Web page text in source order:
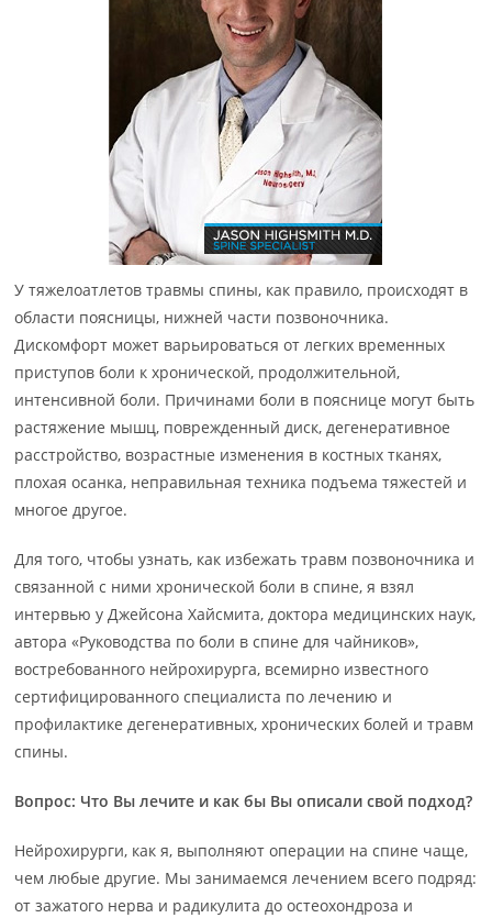
У тяжелоатлетов травмы спины, как правило, происходят в
области поясницы, нижней части позвоночника.
Дискомфорт может варьироваться от легких временных
приступов боли к хронической, продолжительной,
интенсивной боли. Причинами боли в пояснице могут быть
растяжение мышц, поврежденный диск, дегенеративное
расстройство, возрастные изменения в костных тканях,
плохая осанка, неправильная техника подъема тяжестей и
многое другое.
Для того, чтобы узнать, как избежать травм позвоночника и
связанной с ними хронической боли в спине, я взял
интервью у Джейсона Хайсмита, доктора медицинских наук,
автора «Руководства по боли в спине для чайников»,
востребованного нейрохирурга, всемирно известного
сертифицированного специалиста по лечению и
профилактике дегенеративных, хронических болей и травм
спины.
Вопрос: Что Вы лечите и как бы Вы описали свой подход?
Нейрохирурги, как я, выполняют операции на спине чаще,
чем любые другие. Мы занимаемся лечением всего подряд:
от зажатого нерва и радикулита до остеохондроза и